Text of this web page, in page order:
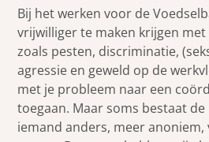
Bij het werken voor de
vrijwilliger te maken krijgen
zoals pesten, discriminatie,
agressie en geweld op de
met je probleem naar een
toegaan. Maar soms bestaat
iemand anders, meer